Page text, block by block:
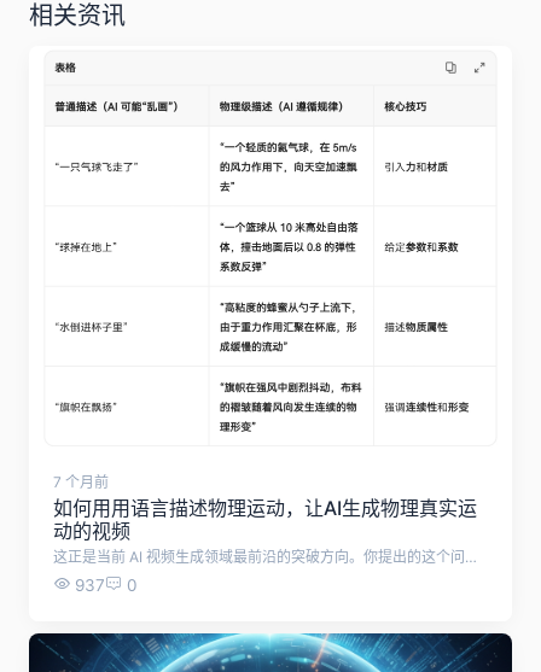
相关资讯
7 个月前
如何用用语言描述物理运动，让AI生成物理真实运
动的视频
这正是当前 AI 视频生成领域最前沿的突破方向。你提出的这个问题，本质上是在问如何让 AI 从“画皮”进阶到“画骨”——即不仅画面好看，运动逻辑也要符合现实世界的物理法则。 结合最新的技术进展（如 2025 年的相关研究），要让 AI 生成符合真实规律的视频，我们可以通过以下几种“高级语言描述法”来与模型沟通： 1. 使用“力提示”技术：像导演一样指挥物理力 ? 这是谷歌 DeepMind 等团队提出的一种非常直观的方法。你不需要懂复杂的物理公式，只需要在提示词中描述“力”的存在。 描述力的方向与强度： 你可以直接告诉 AI 视频中存在某种力。例如，不只是写“旗帜飘动”，而是写“旗帜在强风中剧烈飘动”或“气球被轻轻向上吹起”。 区分全局力与局部力： 全局力（风、重力）： 影响整个画面。例如：“Global wind force blowing from left to right”（从左到右的全局风力）。 局部力（碰撞、推力）： 影响特定点。例如：“A ball rolling after being kicked”（球被踢后滚动）。 效果： AI 模型（如 CogVideoX 结合特定模块）能理解这些力的矢量场，从而生成符合动力学的运动，比如轻的物体被吹得更远，重的物体移动缓慢。 2. 调用“思维链”与物理常识：让 LLM 当质检员 ? 有时候直接描述很难精准，我们可以借助大型语言模型（LLM）作为“中间人”来审核物理逻辑。这种方法（如匹兹堡大学的 PhyT2V）利用 LLM 的推理能力。 分步描述（Chain-of-Thought）： 你可以在提示词中要求 AI “思考过程”。例如，不只是生成“水倒入杯子”，而是引导它：“首先，水从壶嘴流出，形成抛物线；然后，水撞击杯底，产生涟漪；最后，水位上升，流速减慢。” 明确物理规则： 在提示词中直接嵌入物理常识。例如：“根据重力加速度，球下落的速度应该越来越快”或“流体具有粘性，流动时会有拉丝效果”。 回溯修正： 如果第一版视频不符合物理规律（比如球浮在空中），你可以通过反馈指令让系统进行“回溯推理”，识别出视频与物理规则的语义不匹配，并自动修正提示词重新生成。 3. 参数化控制：像物理老师一样给定数值 ? 如果你需要极其精确的物理运动（例如做科学实验模拟或电影特效），可以使用类似普渡大学 NewtonGen 框架的思路，直接给定物理参数。 设定初始状态： 在语言描述中包含具体的物理量。 位置与速度： “一个小球从坐标 (0, 10) 以初速度 5m/s 水平抛出”。 角度与旋转： “一个陀螺以角速度 10rad/s 旋转”。 质量与材质： “一个轻质的泡沫块”与“一个沉重的铁球”在相同力作用下的反应是不同的。 指定运动类型： 明确指出是“匀速直线运动”、“抛物线运动”还是“圆周运动”。AI 会根据这些语义，调用内置的“神经物理引擎”来计算轨迹，确保视频中的物体运动轨迹符合牛顿定律。 4. 结合物理引擎的混合描述：虚实结合 ? 更高级的方法是让语言描述直接驱动物理模拟器（如 Blender, Genesis），然后将结果渲染成视频。 描述物理属性： 在提示词中指定物体的密度、弹性系数、摩擦力等。 事件驱动描述： 描述物体间的相互作用。例如：“一个刚性的小球撞击一个柔软的布料，布料发生形变并包裹住小球”。 通用物理引擎： 像 Genesis 这样的新模型，允许你用自然语言描述复杂的物理场景（如“一滴水滑落”），它能直接生成符合流体动力学的模拟数据，而不仅仅是看起来像视频的图像帧。 ? 总结：如何写出“物理级”提示词？ 为了更直观地掌握这种描述方式，这里总结了一个对比表： 一句话总结： 要用语言描述物理运动，关键在于将“视觉结果”转化为“物理过程”。多用描述力（风、推力）、属性（重力、粘性）、参数（速度、角度）的词汇，甚至直接告诉 AI 要遵循某种物理规律，这样生成的视频才会有真实的“重量感”和“真实感”。
937 0